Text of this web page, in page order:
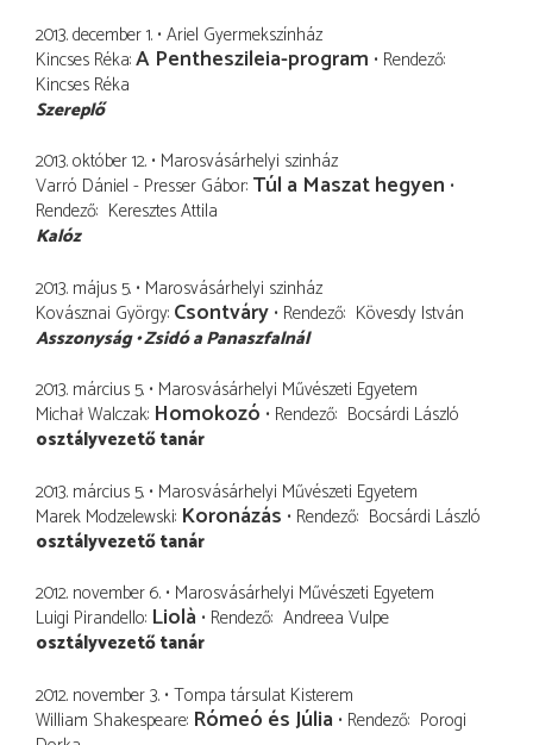
2013. december 1. Ariel Gyermekszínház
Kincses Réka A Pentheszileia-program Rendező
Kincses Réka
Szereplő
2013. október 12. Marosvásárhelyi szinház
Varró Dániel - Presser Gábor Túl a Maszat hegyen
Rendező Keresztes Attila
Kalóz
2013. május 5. Marosvásárhelyi szinház
Kovásznai György Csontváry Rendező Kövesdy István
Asszonyság Zsidó a Panaszfalnál
2013. március 5. Marosvásárhelyi Művészeti Egyetem
Michał Walczak Homokozó Rendező Bocsárdi László
osztályvezető tanár
2013. március 5. Marosvásárhelyi Művészeti Egyetem
Marek Modzelewski Koronázás Rendező Bocsárdi László
osztályvezető tanár
2012. november 6. Marosvásárhelyi Művészeti Egyetem
Luigi Pirandello Liolà Rendező Andreea Vulpe
osztályvezető tanár
2012. november 3. Tompa társulat Kisterem
William Shakespeare Rómeó és Júlia Rendező Porogi